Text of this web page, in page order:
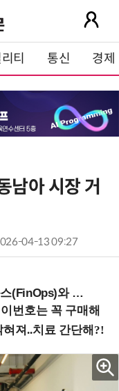
티 통신 경제
남아 시장 거
04-13 09:27
넌스 (8/21 잠실역)